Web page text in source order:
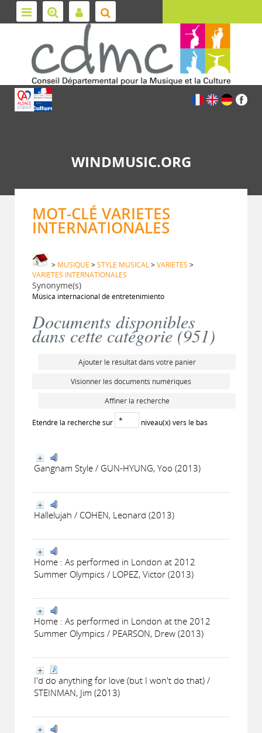
WINDMUSIC.ORG
MOT-CLÉ VARIETES
INTERNATIONALES
> MUSIQUE >STYLE MUSICAL>VARIETES >
VARIETES INTERNATIONALES
Synonyme(s)
Música internacional de entretenimiento
Documents disponibles
dans cette catégorie (951)
Ajouter le résultat dans votre panier
Visionner les documents numériques
Affiner la recherche
Etendre la recherche sur niveau(x) vers le bas
Gangnam Style / GUN-HYUNG, Yoo (2013)
Hallelujah / COHEN, Leonard (2013)
Home : As performed in London at 2012
Summer Olympics / LOPEZ, Victor (2013)
Home : As performed in London at the 2012
Summer Olympics / PEARSON, Drew (2013)
I'd do anything for love (but I won't do that) /
STEINMAN, Jim (2013)